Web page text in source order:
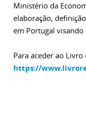
Ministério da
elaboração,
em Portugal
Para aceder ao
https://